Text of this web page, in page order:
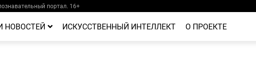
портал. 16+
НОВОСТЕЙ ИСКУССТВЕННЫЙ ИНТЕЛЛЕКТ О ПРОЕКТЕ